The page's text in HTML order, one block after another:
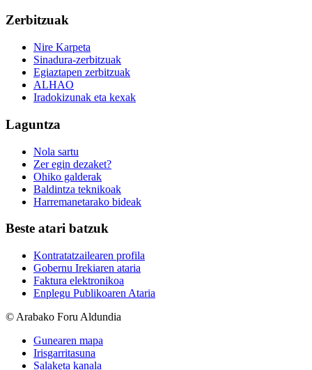
Zerbitzuak
Nire Karpeta
Sinadura-zerbitzuak
Egiaztapen zerbitzuak
ALHAO
Iradokizunak eta kexak
Laguntza
Nola sartu
Zer egin dezaket?
Ohiko galderak
Baldintza teknikoak
Harremanetarako bideak
Beste atari batzuk
Kontratatzailearen profila
Gobernu Irekiaren ataria
Faktura elektronikoa
Enplegu Publikoaren Ataria
© Arabako Foru Aldundia
Gunearen mapa
Irisgarritasuna
Salaketa kanala